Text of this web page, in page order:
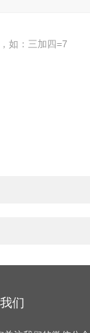
如：三加四=7
们